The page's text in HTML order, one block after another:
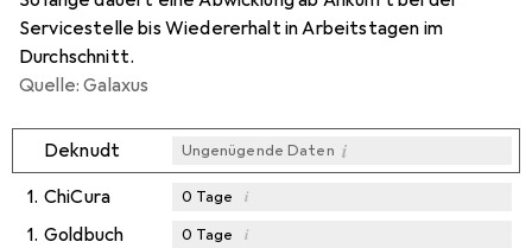
Servicestelle bis Wiedererhalt in Arbeitstagen im
Durchschnitt.
Quelle: Galaxus
Deknudt Ungenügende Daten i
1. ChiCura 0 Tage i
1. Goldbuch 0 Tage i